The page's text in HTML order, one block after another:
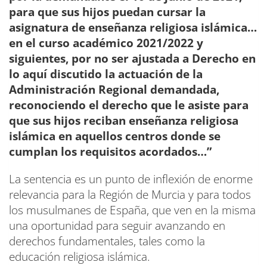
para que sus hijos puedan cursar la
asignatura de enseñanza religiosa islámica…
en el curso académico 2021/2022 y
siguientes, por no ser ajustada a Derecho en
lo aquí discutido la actuación de la
Administración Regional demandada,
reconociendo el derecho que le asiste para
que sus hijos reciban enseñanza religiosa
islámica en aquellos centros donde se
cumplan los requisitos acordados…”
La sentencia es un punto de inflexión de enorme
relevancia para la Región de Murcia y para todos
los musulmanes de España, que ven en la misma
una oportunidad para seguir avanzando en
derechos fundamentales, tales como la
educación religiosa islámica.